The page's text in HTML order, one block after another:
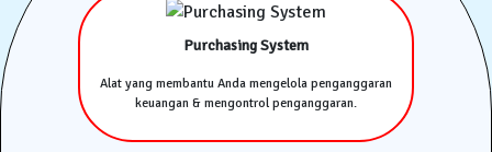
Purchasing System
Alat yang membantu Anda mengelola penganggaran
keuangan & mengontrol penganggaran.